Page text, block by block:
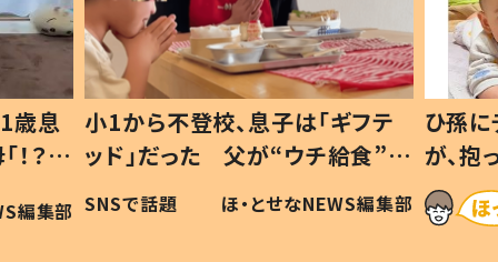
歳息
？」
編集部
小1から不登校、息子は「ギフテ
ッド」だった 父が“ウチ給食”を
作り続ける理由とは #令和の親
#令和の子
SNSで話題 ほ・とせなNEWS編集部
ひ孫
が、
「涙が
い」